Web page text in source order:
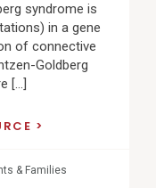
syndrome is
in a gene
of connective
Goldberg
[…]
& Families